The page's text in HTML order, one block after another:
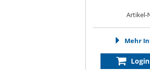
Artikel-
Mehr